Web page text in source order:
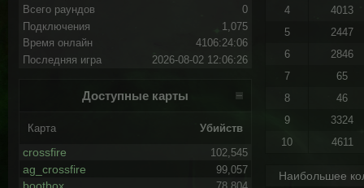
Всего раундов
0
Подключения
1,075
Время онлайн
4106:24:06
Последняя игра
2026-08-02 12:06:26
Доступные карты
Карта Убийств
crossfire 102,545
ag_crossfire 99,057
4
4013
5
2447
6
2846
7
65
8
46
9
3324
10
4611
Наибольшее